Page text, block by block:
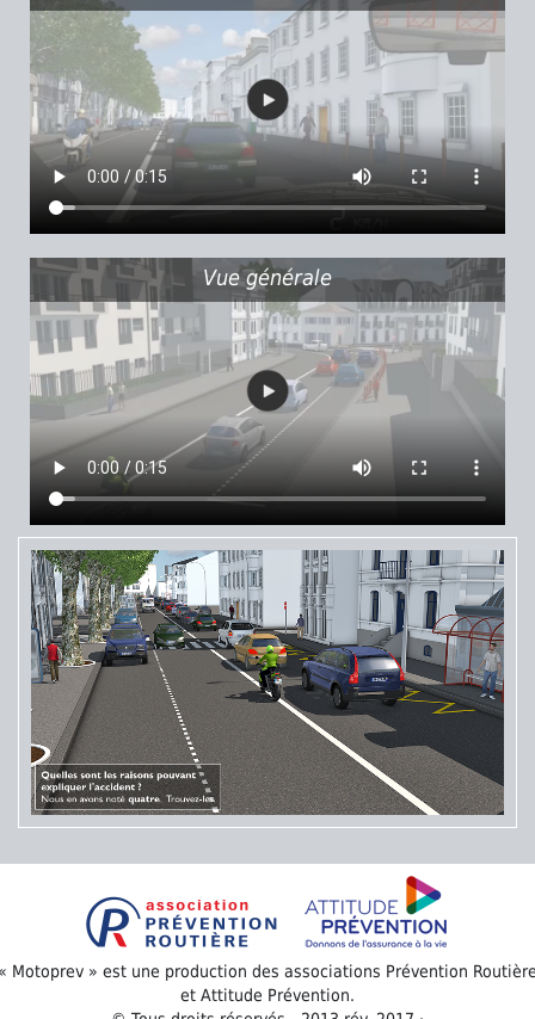
Vue générale
Motoprev » est une production des associations Prévention
et Attitude Prévention.